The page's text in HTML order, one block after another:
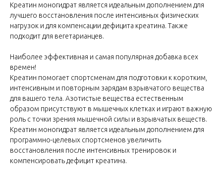
Креатин моногидрат является идеальным дополнением для
лучшего восстановления после интенсивных физических
нагрузок и для компенсации дефицита креатина. Также
подходит для вегетарианцев.
Наиболее эффективная и самая популярная добавка всех
времен!
Креатин помогает спортсменам для подготовки к коротким,
интенсивным и повторным зарядам взрывчатого вещества
для вашего тела. Азотистые вещества естественным
образом присутствуют в мышечных клетках и играют важную
роль с точки зрения мышечной силы и взрывчатых веществ.
Креатин моногидрат является идеальным дополнением для
программно-целевых спортсменов увеличить
восстановления после интенсивных тренировок и
компенсировать дефицит креатина.